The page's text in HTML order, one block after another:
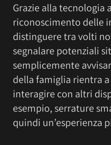
Grazie alla tecnologia
riconoscimento delle
distinguere tra volti
segnalare potenziali
semplicemente
della famiglia rientra
interagire con altri
esempio, serrature
quindi un’esperienza